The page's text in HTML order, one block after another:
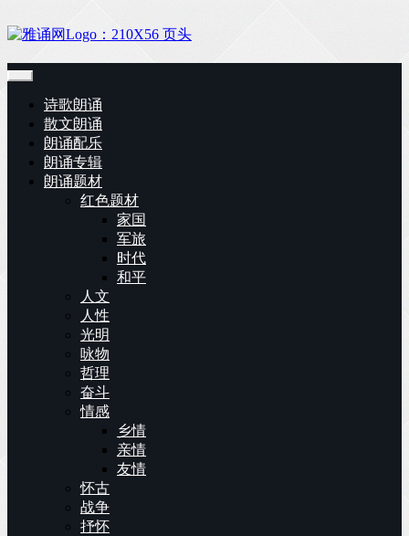
诗歌朗诵
散文朗诵
朗诵配乐
朗诵专辑
朗诵题材
红色题材
家国
军旅
时代
和平
人文
人性
光明
咏物
哲理
奋斗
情感
乡情
亲情
友情
怀古
战争
抒怀